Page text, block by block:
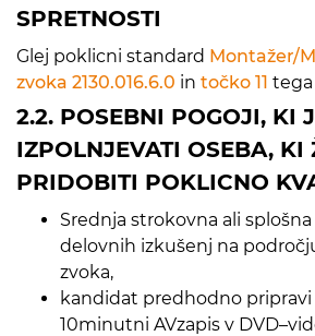
SPRETNOSTI
Glej poklicni standard Montažer/
zvoka 2130.016.6.0 in točko 11 tega
2.2. POSEBNI POGOJI, KI
IZPOLNJEVATI OSEBA, KI
PRIDOBITI POKLICNO
Srednja strokovna ali
delovnih izkušenj na
zvoka,
kandidat predhodno pripravi
10minutni AVzapis v